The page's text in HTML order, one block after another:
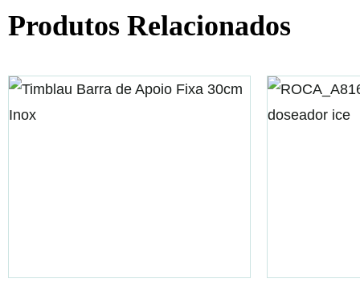
Produtos Relacionados